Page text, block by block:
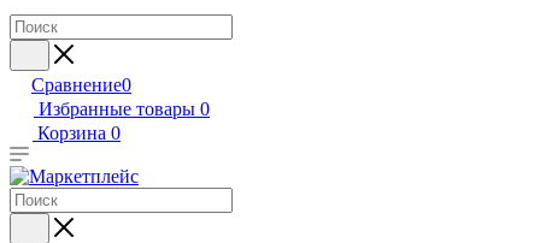
Сравнение0
Избранные товары 0
Корзина 0